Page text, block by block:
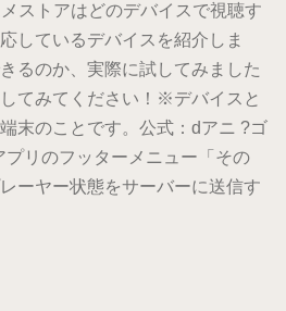
ストアはどのデバイスで視聴す
しているデバイスを紹介しま
るのか、実際に試してみました
てみてください！※デバイスと
末のことです。公式：dアニ ?ゴ
プリのフッターメニュー「その
ーヤー状態をサーバーに送信す